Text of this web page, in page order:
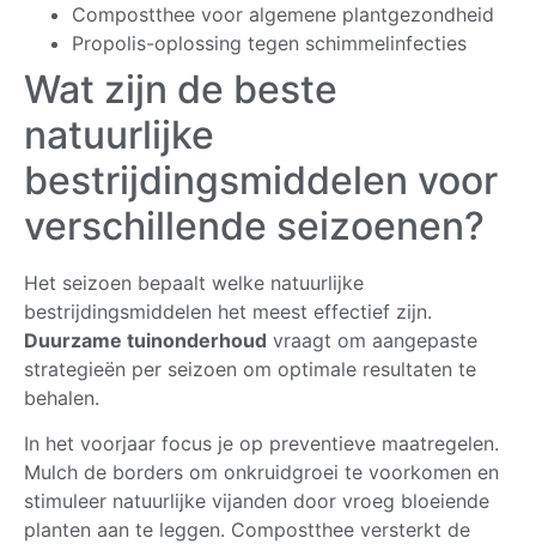
Compostthee voor algemene plantgezondheid
Propolis-oplossing tegen schimmelinfecties
Wat zijn de beste
natuurlijke
bestrijdingsmiddelen voor
verschillende seizoenen?
Het seizoen bepaalt welke natuurlijke
bestrijdingsmiddelen het meest effectief zijn.
Duurzame tuinonderhoud vraagt om aangepaste
strategieën per seizoen om optimale resultaten te
behalen.
In het voorjaar focus je op preventieve maatregelen.
Mulch de borders om onkruidgroei te voorkomen en
stimuleer natuurlijke vijanden door vroeg bloeiende
planten aan te leggen. Compostthee versterkt de